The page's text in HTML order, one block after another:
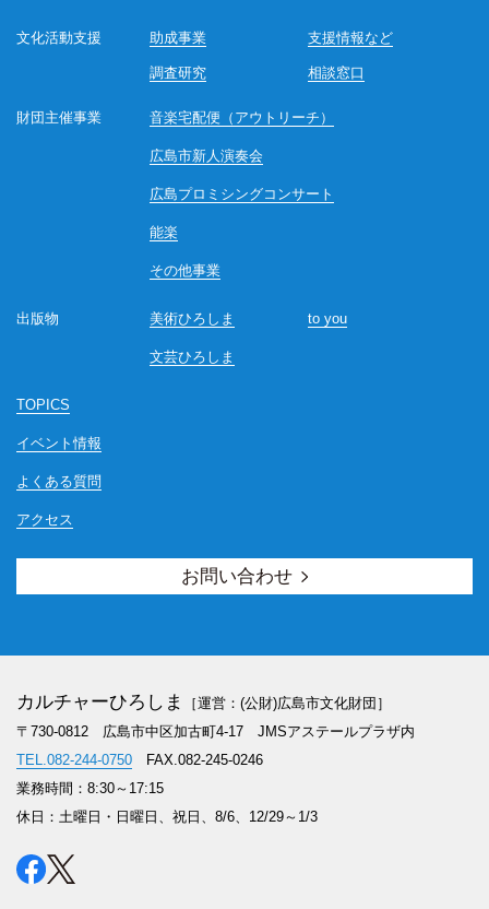
文化活動支援 助成事業
調査研究 相談窓口
支援情報など
財団主催事業 音楽宅配便（アウトリーチ）
広島市新人演奏会
広島プロミシングコンサート
能楽
その他事業
出版物 美術ひろしま
文芸ひろしま
to you
TOPICS
イベント情報
よくある質問
アクセス
お問い合わせ
カルチャーひろしま
［運営：(公財)広島市文化財団］
〒730-0812 広島市中区加古町4-17 JMSアステールプラザ内
TEL.082-244-0750FAX.082-245-0246
業務時間：8:30～17:15
休日：土曜日・日曜日、祝日、8/6、12/29～1/3